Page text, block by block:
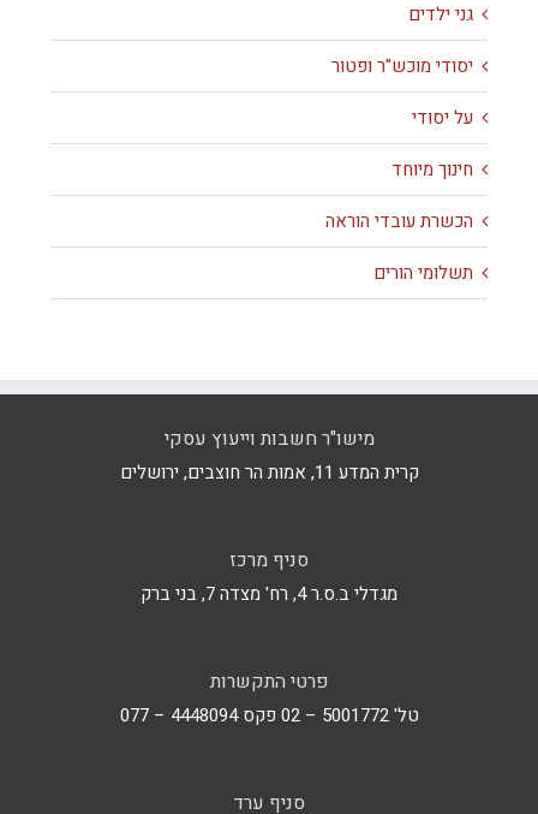
גני ילדים
יסודי מוכש"ר ופטור
על יסודי
חינוך מיוחד
הכשרת עובדי הוראה
תשלומי הורים
מישו"ר חשבות וייעוץ עסקי
קרית המדע 11, אמות הר חוצבים, ירושלים
סניף מרכז
מגדלי ב.ס.ר 4, רח' מצדה 7, בני ברק
פרטי התקשרות
טל' 5001772 – 02 פקס 4448094 – 077
סניף ערד